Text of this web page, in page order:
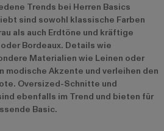
Trends bei Herren Basics
sind sowohl klassische Farben
als auch Erdtöne und kräftige
Bordeaux. Details wie
Materialien wie Leinen oder
Akzente und verleihen den
Oversized-Schnitte und
ebenfalls im Trend und bieten für
Basic.